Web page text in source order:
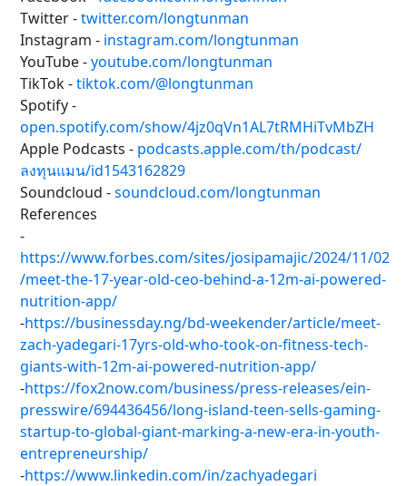
Twitter -twitter.com/longtunman
Instagram - instagram.com/longtunman
YouTube -youtube.com/longtunman
TikTok -tiktok.com/@longtunman
Spotify -
open.spotify.com/show/4jz0qVn1AL7tRMHiTvMbZH
Apple Podcasts - podcasts.apple.com/th/podcast/
ลงทุนแมน/id1543162829
Soundcloud -soundcloud.com/longtunman
References
-
https://www.forbes.com/sites/josipamajic/2024/11/02
/meet-the-17-year-old-ceo-behind-a-12m-ai-powered-
nutrition-app/
-https://businessday.ng/bd-weekender/article/meet-
zach-yadegari-17yrs-old-who-took-on-fitness-tech-
giants-with-12m-ai-powered-nutrition-app/
-https://fox2now.com/business/press-releases/ein-
presswire/694436456/long-island-teen-sells-gaming-
startup-to-global-giant-marking-a-new-era-in-youth-
entrepreneurship/
-https://www.linkedin.com/in/zachyadegari